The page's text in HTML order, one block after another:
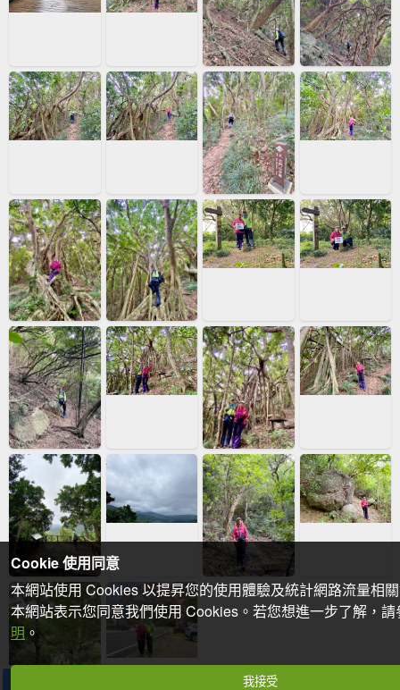
分享
Cookie 使用同意
本網站使用 Cookies 以提昇您的使用體驗及統計網路流量相
本網站表示您同意我們使用 Cookies。若您想進一步了解，
明 。
我接受